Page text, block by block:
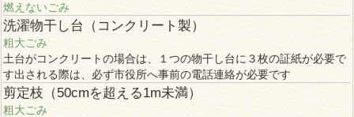
燃えないごみ
洗濯物干し台（コンクリート製）
粗大ごみ
土台がコンクリートの場合は、１つの物干し台に３枚の証紙が必要で
す出される際は、必ず市役所へ事前の電話連絡が必要です
剪定枝（50cmを超える1m未満）
粗大ごみ